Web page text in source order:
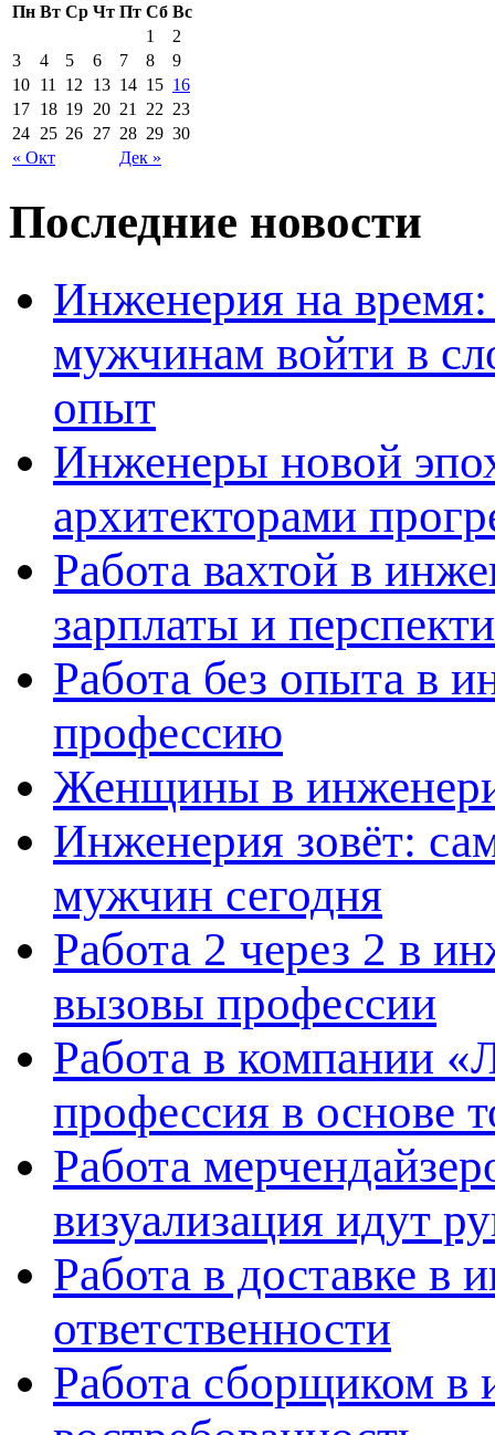
Пн Вт Ср Чт Пт Сб Вс
« Окт Дек »
1
2
3
4 5 6 7 8
9
10 11 12 13 14 15 16
17 18 19 20 21 22 23
24 25 26 27 28 29 30
Последние новости
Инженерия на время:
мужчинам войти в
опыт
Инженеры новой
архитекторами
Работа вахтой в
зарплаты и
Работа без опыта в
профессию
Женщины в
Инженерия зовёт:
мужчин сегодня
Работа 2 через 2 в
вызовы профессии
Работа в компании
профессия в основе
Работа
визуализация идут
Работа в доставке в
ответственности
Работа сборщиком в